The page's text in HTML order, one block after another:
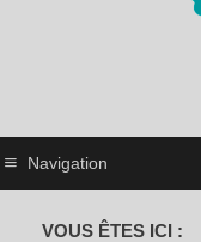
Navigation
VOUS ÊTES ICI :